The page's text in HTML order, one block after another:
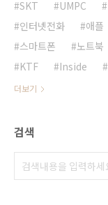
SKT
UMPC
인터넷전화
애플
스마트폰
노트북
KTF
Inside
더보기
검색